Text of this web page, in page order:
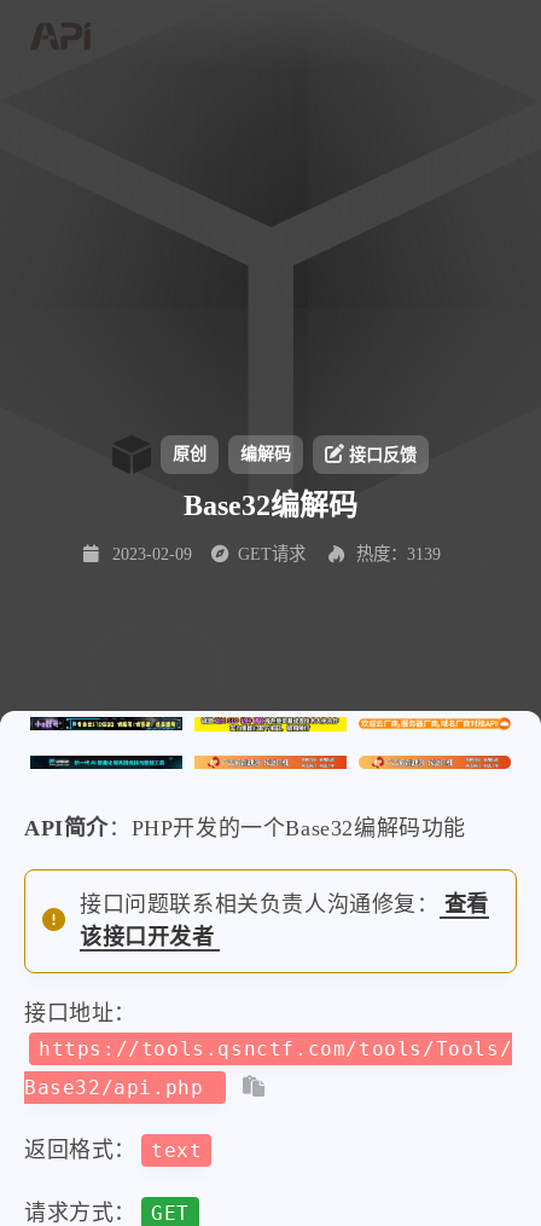
原创 编解码 接口反馈
Base32编解码
2023-02-09 GET请求 热度：3139
API简介：PHP开发的一个Base32编解码功能
接口问题联系相关负责人沟通修复：
查看
该接口开发者
接口地址：
https://tools.qsnctf.com/tools/Tools/
Base32/api.php
返回格式： text
请求方式： GET